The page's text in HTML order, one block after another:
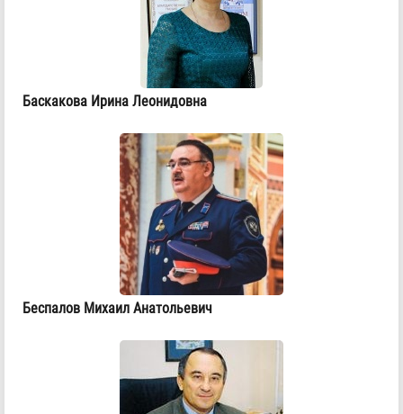
Баскакова Ирина Леонидовна
Беспалов Михаил Анатольевич